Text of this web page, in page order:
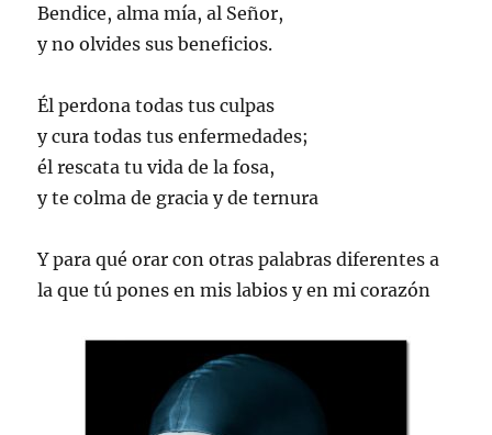
Bendice, alma mía, al Señor,
y no olvides sus beneficios.
Él perdona todas tus culpas
y cura todas tus enfermedades;
él rescata tu vida de la fosa,
y te colma de gracia y de ternura
Y para qué orar con otras palabras diferentes a
la que tú pones en mis labios y en mi corazón